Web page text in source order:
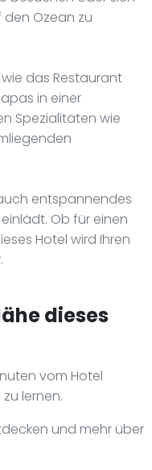
Ozean zu
das Restaurant
in einer
Spezialitäten wie
entspannendes
Ob für einen
Hotel wird Ihren
dieses
vom Hotel
lernen.
und mehr über